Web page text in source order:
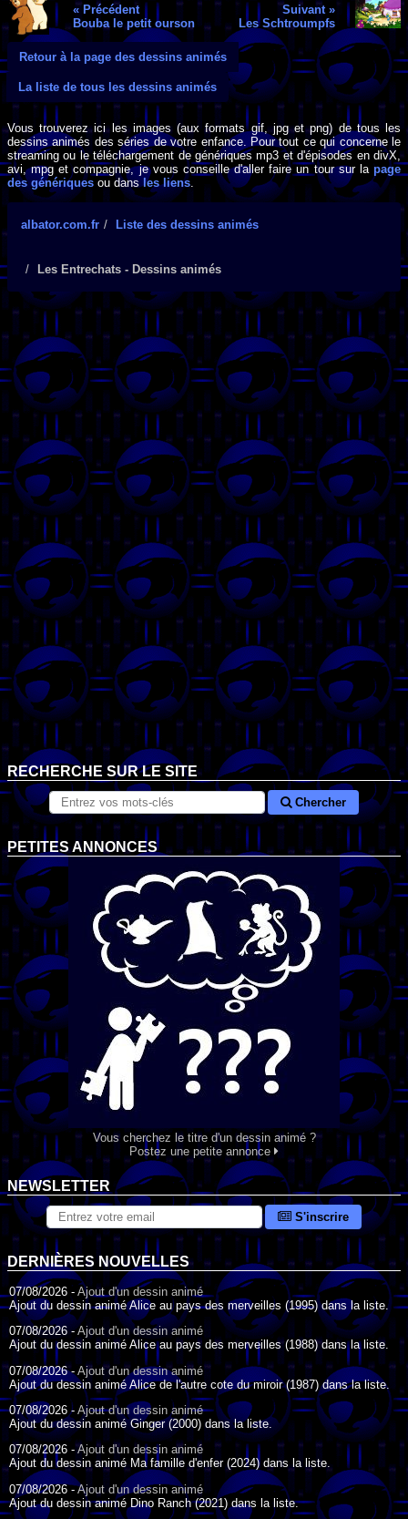
« Précédent
Bouba le petit ourson
Suivant »
Les Schtroumpfs
Retour à la page des dessins animés
La liste de tous les dessins animés
Vous trouverez ici les images (aux formats gif, jpg et png) de tous les
dessins animés des séries de votre enfance. Pour tout ce qui concerne le
streaming ou le téléchargement de génériques mp3 et d'épisodes en divX,
avi, mpg et compagnie, je vous conseille d'aller faire un tour sur la page
des génériques ou dansles liens.
albator.com.fr Liste des dessins animés
Les Entrechats - Dessins animés
RECHERCHE SUR LE SITE
Chercher
PETITES ANNONCES
Vous cherchez le titre d'un dessin animé ?
Postez une petite annonce
NEWSLETTER
S'inscrire
DERNIÈRES NOUVELLES
07/08/2026 - Ajout d'un dessin animé
Ajout du dessin animé Alice au pays des merveilles (1995) dans la liste.
07/08/2026 -Ajout d'un dessin animé
Ajout du dessin animé Alice au pays des merveilles (1988) dans la liste.
07/08/2026 - Ajout d'un dessin animé
Ajout du dessin animé Alice de l'autre cote du miroir (1987) dans la liste.
07/08/2026 - Ajout d'un dessin animé
Ajout du dessin animé Ginger (2000) dans la liste.
07/08/2026 -Ajout d'un dessin animé
Ajout du dessin animé Ma famille d'enfer (2024) dans la liste.
07/08/2026 -Ajout d'un dessin animé
Ajout du dessin animé Dino Ranch (2021) dans la liste.